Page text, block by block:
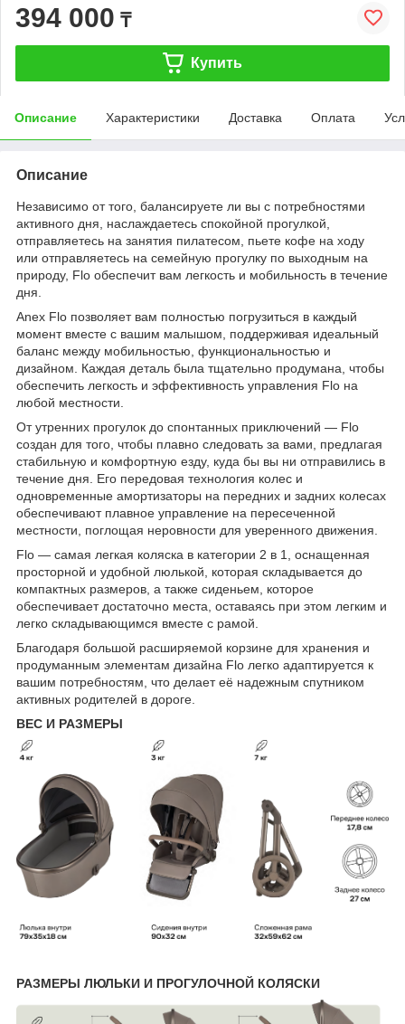
394 000 ₸
Купить
Описание Характеристики Доставка Оплата
Описание
Независимо от того, балансируете ли вы с потребностями
активного дня, наслаждаетесь спокойной прогулкой,
отправляетесь на занятия пилатесом, пьете кофе на ходу
или отправляетесь на семейную прогулку по выходным на
природу, Flo обеспечит вам легкость и мобильность в течение
дня.
Anex Flo позволяет вам полностью погрузиться в каждый
момент вместе с вашим малышом, поддерживая идеальный
баланс между мобильностью, функциональностью и
дизайном. Каждая деталь была тщательно продумана, чтобы
обеспечить легкость и эффективность управления Flo на
любой местности.
От утренних прогулок до спонтанных приключений — Flo
создан для того, чтобы плавно следовать за вами, предлагая
стабильную и комфортную езду, куда бы вы ни отправились в
течение дня. Его передовая технология колес и
одновременные амортизаторы на передних и задних колесах
обеспечивают плавное управление на пересеченной
местности, поглощая неровности для уверенного движения.
Flo — самая легкая коляска в категории 2 в 1, оснащенная
просторной и удобной люлькой, которая складывается до
компактных размеров, а также сиденьем, которое
обеспечивает достаточно места, оставаясь при этом легким и
легко складывающимся вместе с рамой.
Благодаря большой расширяемой корзине для хранения и
продуманным элементам дизайна Flo легко адаптируется к
вашим потребностям, что делает её надежным спутником
активных родителей в дороге.
ВЕС И РАЗМЕРЫ
РАЗМЕРЫ ЛЮЛЬКИ И ПРОГУЛОЧНОЙ КОЛЯСКИ